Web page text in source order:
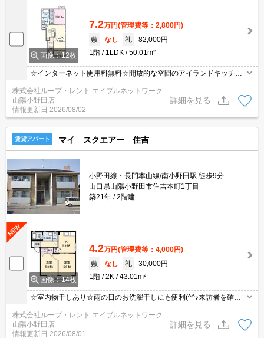
画像：12枚
7.2万円(管理費等：2,800円)
敷
なし 礼
82,000円
1階
1LDK 50.01m²
☆インターネット使用料無料☆開放的な空間のアイランドキッチン
☆家族みんなで料理できるもの嬉しいです☆火を使わないＩＨクッ
キングヒーター☆照明付き☆浴室は広々一坪サイズ☆追い焚き、浴
室乾燥機付き♪
株式会社ループ・レント エイブルネットワーク
山陽小野田店
情報更新日 2026/08/02
詳細を見る
賃貸アパート マイ スクエアー 住吉
小野田線・長門本山線/南小野田駅 徒歩9分
山口県山陽小野田市住吉本町1丁目
築21年
2階建
画像：14枚
4.2万円(管理費等：4,000円)
敷
なし 礼
30,000円
1階
2K 43.01m²
☆室内物干しあり☆雨の日のお洗濯干しにも便利(^^♪来訪者を確認
できるTVモニター付きインターホン設置☆温水洗浄便座☆エアコン
１台☆ドラッグストアモリ小野田店まで２１０ｍ・徒歩３分☆
株式会社ループ・レント エイブルネットワーク
山陽小野田店
情報更新日 2026/08/01
詳細を見る